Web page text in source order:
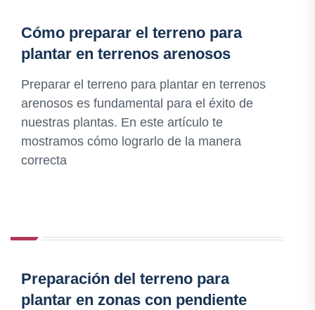
Cómo preparar el terreno para
plantar en terrenos arenosos
Preparar el terreno para plantar en terrenos
arenosos es fundamental para el éxito de
nuestras plantas. En este artículo te
mostramos cómo lograrlo de la manera
correcta
Preparación del terreno para
plantar en zonas con pendiente